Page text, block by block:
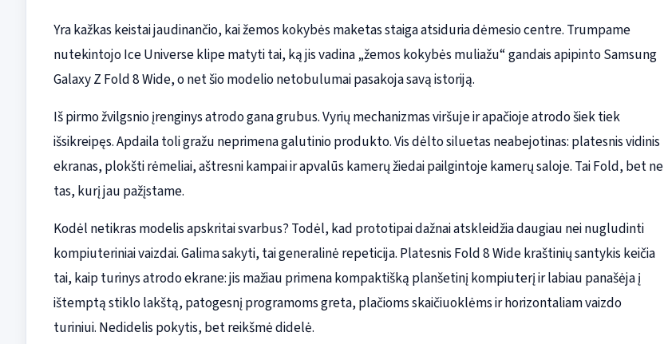
Yra kažkas keistai jaudinančio, kai žemos kokybės maketas staiga atsiduria dėmesio centre. Trumpame
nutekintojo Ice Universe klipe matyti tai, ką jis vadina „žemos kokybės muliažu“ gandais apipinto Samsung
Galaxy Z Fold 8 Wide, o net šio modelio netobulumai pasakoja savą istoriją.
Iš pirmo žvilgsnio įrenginys atrodo gana grubus. Vyrių mechanizmas viršuje ir apačioje atrodo šiek tiek
išsikreipęs. Apdaila toli gražu neprimena galutinio produkto. Vis dėlto siluetas neabejotinas: platesnis vidinis
ekranas, plokšti rėmeliai, aštresni kampai ir apvalūs kamerų žiedai pailgintoje kamerų saloje. Tai Fold, bet ne
tas, kurį jau pažįstame.
Kodėl netikras modelis apskritai svarbus? Todėl, kad prototipai dažnai atskleidžia daugiau nei nugludinti
kompiuteriniai vaizdai. Galima sakyti, tai generalinė repeticija. Platesnis Fold 8 Wide kraštinių santykis keičia
tai, kaip turinys atrodo ekrane: jis mažiau primena kompaktišką planšetinį kompiuterį ir labiau panašėja į
ištemptą stiklo lakštą, patogesnį programoms greta, plačioms skaičiuoklėms ir horizontaliam vaizdo
turiniui. Nedidelis pokytis, bet reikšmė didelė.